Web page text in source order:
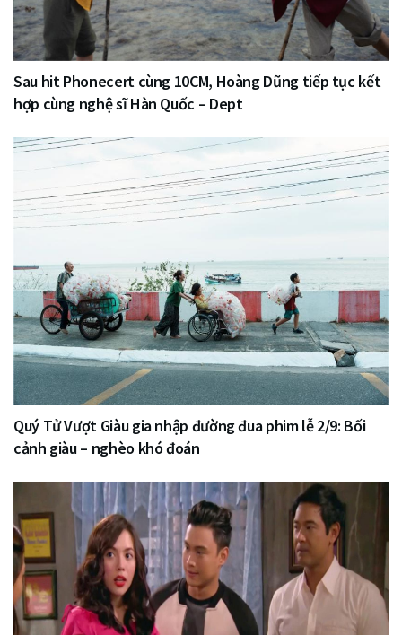
Sau hit Phonecert cùng 10CM, Hoàng Dũng tiếp tục kết
hợp cùng nghệ sĩ Hàn Quốc – Dept
Quý Tử Vượt Giàu gia nhập đường đua phim lễ 2/9: Bối
cảnh giàu – nghèo khó đoán